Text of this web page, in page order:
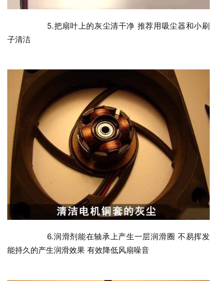
子清洁
能持久的产生润滑效果 有效降低风扇噪音